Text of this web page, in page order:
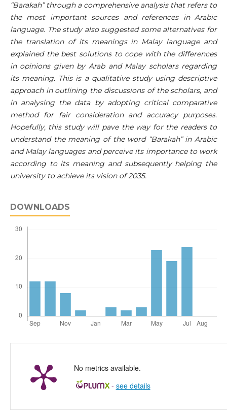
“Barakah” through a comprehensive analysis that refers to
the most important sources and references in Arabic
language. The study also suggested some alternatives for
the translation of its meanings in Malay language and
explained the best solutions to cope with the differences
in opinions given by Arab and Malay scholars regarding
its meaning. This is a qualitative study using descriptive
approach in outlining the discussions of the scholars, and
in analysing the data by adopting critical comparative
method for fair consideration and accuracy purposes.
Hopefully, this study will pave the way for the readers to
understand the meaning of the word “Barakah” in Arabic
and Malay languages ​​and perceive its importance to work
according to its meaning and subsequently helping the
university to achieve its vision of 2035.
DOWNLOADS
No metrics available.
- see details